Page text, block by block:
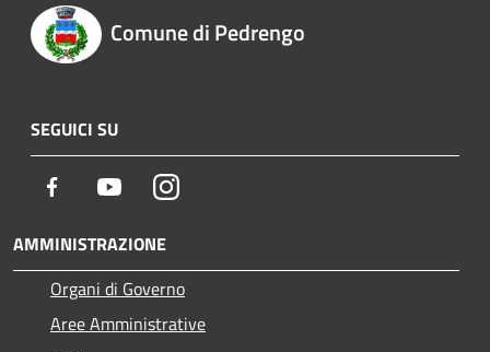
Comune di Pedrengo
SEGUICI SU
Facebook YoutubeInstagram
AMMINISTRAZIONE
Organi di Governo
Aree Amministrative